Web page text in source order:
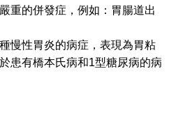
重的併發症，例如：胃腸道出
慢性胃炎的病症，表現為胃粘
患有橋本氏病和1型糖尿病的病